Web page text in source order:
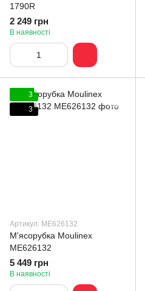
1790R
2 249 грн
В наявності
3
3
Артикул: ME626132
М'ясорубка Moulinex
ME626132
5 449 грн
В наявності